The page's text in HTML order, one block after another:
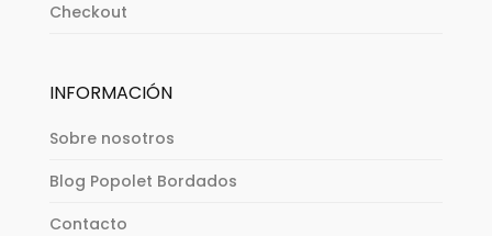
Checkout
INFORMACIÓN
Sobre nosotros
Blog Popolet Bordados
Contacto